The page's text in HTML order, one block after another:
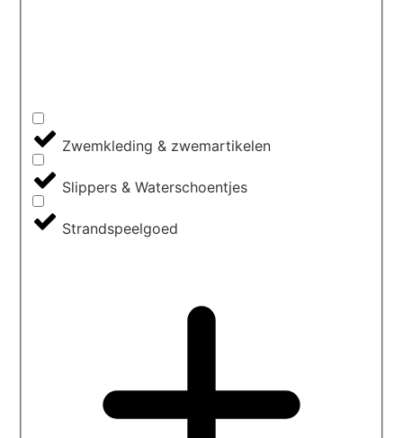
Zwemkleding & zwemartikelen
Slippers & Waterschoentjes
Strandspeelgoed